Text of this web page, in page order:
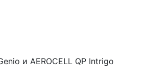
и AEROCELL QP Intrigo